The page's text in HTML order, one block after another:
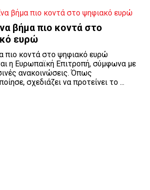
βήμα πιο κοντά στο
ευρώ
πιο κοντά στο ψηφιακό ευρώ
η Ευρωπαϊκή Επιτροπή, σύμφωνα με
ανακοινώσεις. Όπως
σχεδιάζει να προτείνει το ...